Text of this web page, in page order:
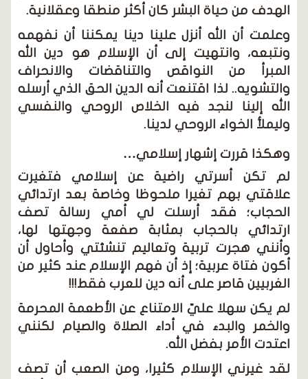
الهدف من حياة البشر كان أكثر منطقا وعقلانية.
وعلمت أن الله أنزل علينا دينا يمكننا أن نفهمه
ونتبعه، وانتهيت إلى أن الإسلام هو دين الله
المبرأ من النواقص والتناقضات والانحراف
والتشويه.. لذا اقتنعت أنه الدين الحق الذي أرسله
الله إلينا لنجد فيه الخلاص الروحي والنفسي
وليملأ الخواء الروحي لدينا.
وهكذا قررت إشهار إسلامي…
لم تكن أسرتي راضية عن إسلامي فتغيرت
علاقتي بهم تغيرا ملحوظا وخاصة بعد ارتدائي
الحجاب؛ فقد أرسلت لي أمي رسالة تصف
ارتدائي بالحجاب بمثابة صفعة وجهتها لها،
وأنني هجرت تربية وتعاليم تنشئتي وأحاول أن
أكون فتاة عربية؛ إذ أن فهم الإسلام عند كثير من
الغربيين قاصر على أنه دين للعرب فقط!!!
لم يكن سهلا عليّ الامتناع عن الأطعمة المحرمة
والخمر والبدء في أداء الصلاة والصيام لكنني
اعتدت الأمر بفضل الله.
لقد غيرني الإسلام كثيرا، ومن الصعب أن تصف